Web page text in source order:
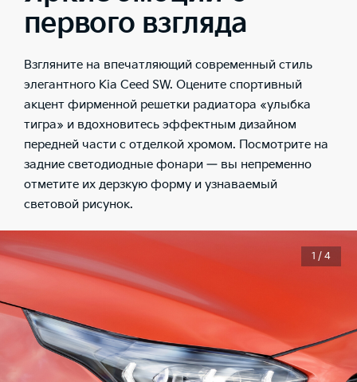
первого взгляда
Взгляните на впечатляющий современный стиль
элегантного Kia Ceed SW. Оцените спортивный
акцент фирменной решетки радиатора «улыбка
тигра» и вдохновитесь эффектным дизайном
передней части с отделкой хромом. Посмотрите на
задние светодиодные фонари — вы непременно
отметите их дерзкую форму и узнаваемый
световой рисунок.
1 / 4